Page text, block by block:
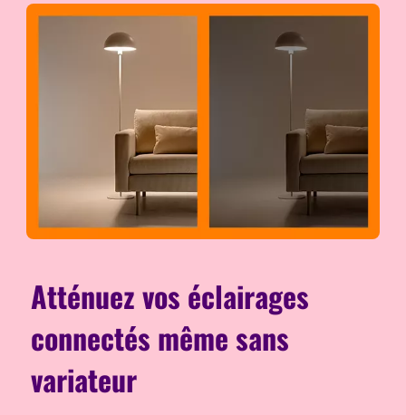
Atténuez vos éclairages
connectés même sans
variateur